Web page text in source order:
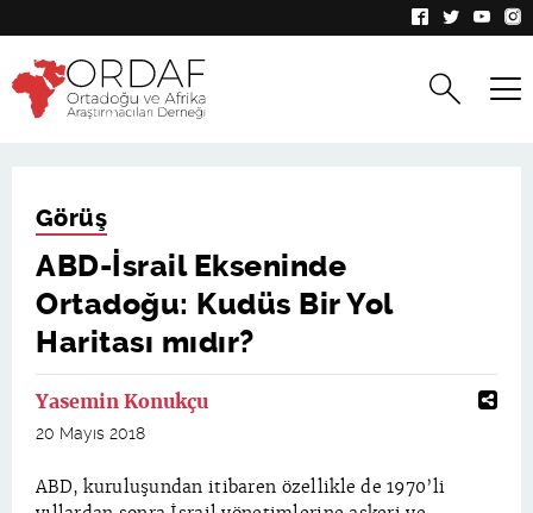
Görüş
ABD-İsrail Ekseninde
Ortadoğu: Kudüs Bir Yol
Haritası mıdır?
Yasemin Konukçu
20 Mayıs 2018
ABD, kuruluşundan itibaren özellikle de 1970’li